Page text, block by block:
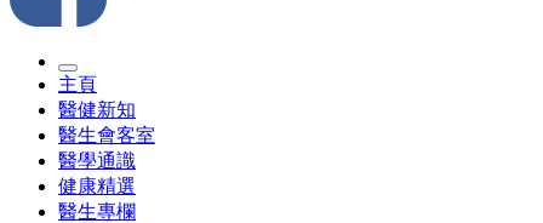
主頁
醫健新知
醫生會客室
醫學通識
健康精選
醫生專欄